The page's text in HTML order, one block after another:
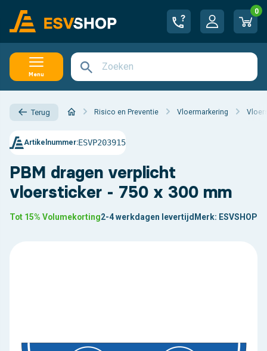
0
Menu
Terug Risico en Preventie Vloermarkering
PBM dragen verplicht
vloersticker - 750 x 300 mm
Artikelnummer:ESVP203915
Tot 15% Volumekorting2-4 werkdagen levertijd Merk: ESVSHOP